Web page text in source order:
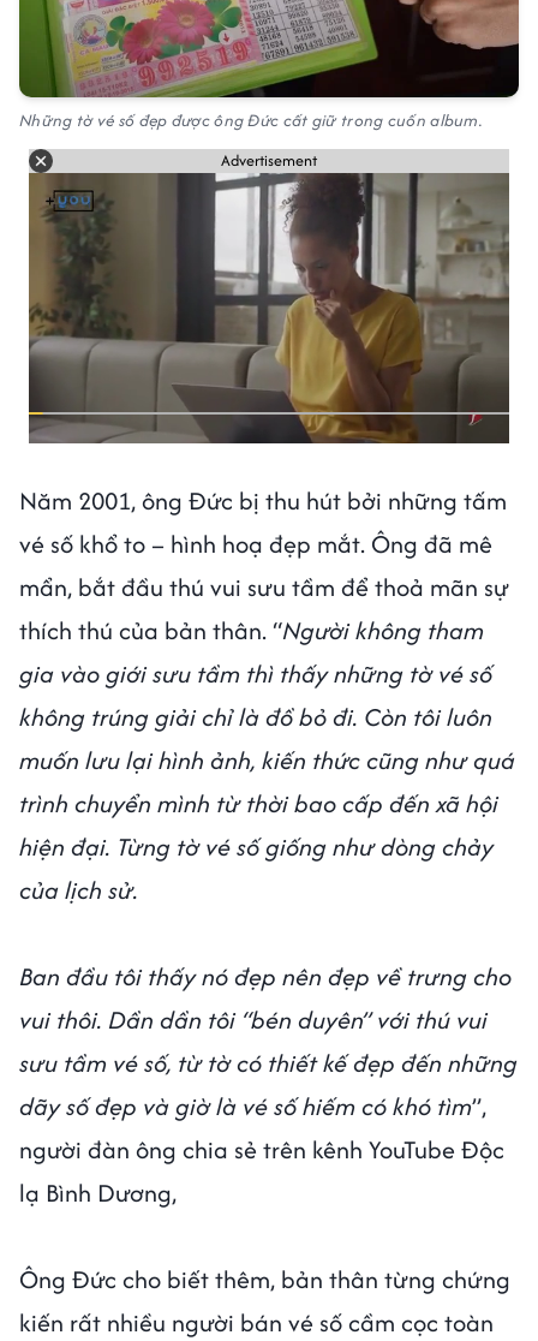
Những tờ vé số đẹp được ông Đức cất giữ trong cuốn album.
Advertisement
Năm 2001, ông Đức bị thu hút bởi những tấm
vé số khổ to – hình hoạ đẹp mắt. Ông đã mê
mẩn, bắt đầu thú vui sưu tầm để thoả mãn sự
thích thú của bản thân. “Người không tham
gia vào giới sưu tầm thì thấy những tờ vé số
không trúng giải chỉ là đồ bỏ đi. Còn tôi luôn
muốn lưu lại hình ảnh, kiến thức cũng như quá
trình chuyển mình từ thời bao cấp đến xã hội
hiện đại. Từng tờ vé số giống như dòng chảy
của lịch sử.
Ban đầu tôi thấy nó đẹp nên đẹp về trưng cho
vui thôi. Dần dần tôi “bén duyên” với thú vui
sưu tầm vé số, từ tờ có thiết kế đẹp đến những
dãy số đẹp và giờ là vé số hiếm có khó tìm”,
người đàn ông chia sẻ trên kênh YouTube Độc
lạ Bình Dương,
Ông Đức cho biết thêm, bản thân từng chứng
kiến rất nhiều người bán vé số cầm cọc toàn